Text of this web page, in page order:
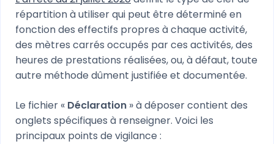
répartition à utiliser qui peut être déterminé en
fonction des effectifs propres à chaque activité,
des mètres carrés occupés par ces activités, des
heures de prestations réalisées, ou, à défaut, toute
autre méthode dûment justifiée et documentée.
Le fichier « Déclaration » à déposer contient des
onglets spécifiques à renseigner. Voici les
principaux points de vigilance :